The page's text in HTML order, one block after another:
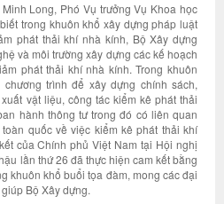
Long, Phó Vụ trưởng Vụ Khoa học
trong khuôn khổ xây dựng pháp luật
phát thải khí nhà kính, Bộ Xây dựng
và môi trường xây dựng các kế hoạch
phát thải khí nhà kính. Trong khuôn
trình để xây dựng chính sách,
vật liệu, công tác kiểm kê phát thải
hành thông tư trong đó có liên quan
quốc về việc kiểm kê phát thải khí
của Chính phủ Việt Nam tại Hội nghị
lần thứ 26 đã thực hiện cam kết bằng
khuôn khổ buổi tọa đàm, mong các đại
Bộ Xây dựng.